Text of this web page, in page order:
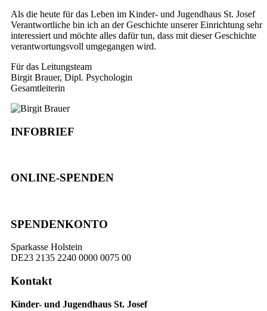
Als die heute für das Leben im Kinder- und Jugendhaus St. Josef
Verantwortliche bin ich an der Geschichte unserer Einrichtung sehr
interessiert und möchte alles dafür tun, dass mit dieser Geschichte
verantwortungsvoll umgegangen wird.
Für das Leitungsteam
Birgit Brauer, Dipl. Psychologin
Gesamtleiterin
INFOBRIEF
ONLINE-SPENDEN
SPENDENKONTO
Sparkasse Holstein
DE23 2135 2240 0000 0075 00
Kontakt
Kinder- und Jugendhaus St. Josef